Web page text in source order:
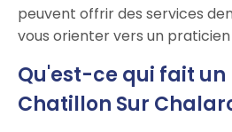
peuvent offrir des services
vous orienter vers un
Qu'est-ce qui fait
Chatillon Sur